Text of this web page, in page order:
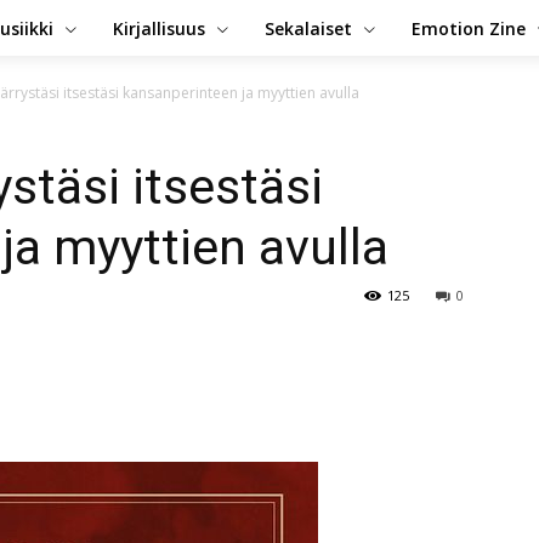
Kirjallisuus Sekalaiset Emotion Zine
itsestäsi kansanperinteen ja myyttien avulla
itsestäsi
myyttien avulla
0
125